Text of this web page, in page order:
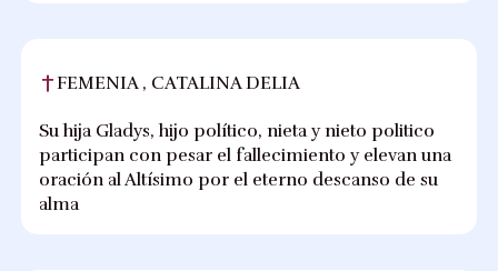
FEMENIA , CATALINA DELIA
Su hija Gladys, hijo político, nieta y nieto politico
participan con pesar el fallecimiento y elevan una
oración al Altísimo por el eterno descanso de su
alma